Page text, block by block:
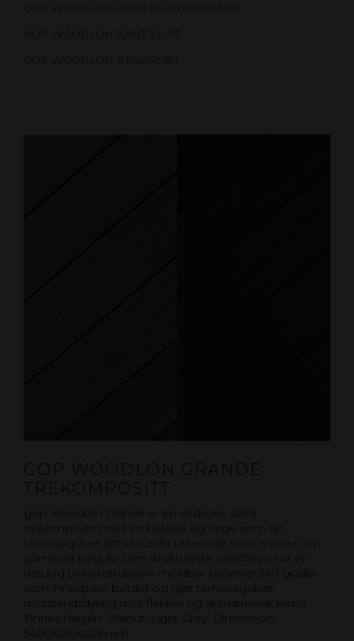
GOP WOODLON GRANDE
TREKOMPOSITT
gop Woodlon Grande er en eksklusiv solid
trekompositt med en bredde og farge som gir
terrassegulvet ditt et rustikt utseende som minner om
gammelt tregulv. Den strukturerte overflaten har en
naturlig trekonstruksjon i holdbar polymer 360 grader
som innkapsler bordet og gjør terrassegulvet
motstandsdyktig mot flekker og skandinavisk klima.
Finnes i farger: Walnut, Light Grey. Dimensjon:
5400x210x22,5 mm.